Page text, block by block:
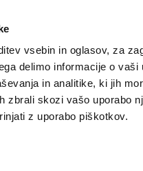
vsebin in oglasov, za
delimo informacije o
in analitike, ki jih
zbrali skozi vašo uporabo
z uporabo piškotkov.
TRŽAŠKA GORIŠKA